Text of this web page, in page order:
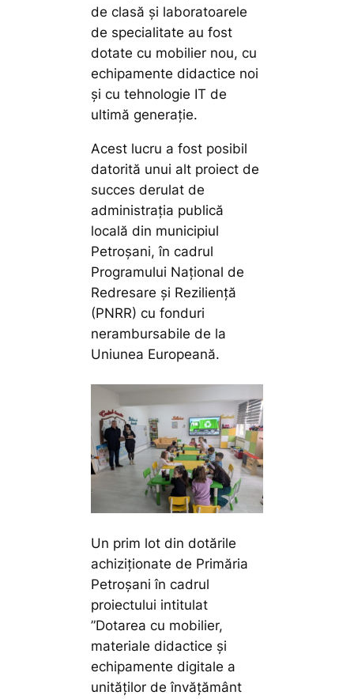
de clasă și laboratoarele
de specialitate au fost
dotate cu mobilier nou, cu
echipamente didactice noi
și cu tehnologie IT de
ultimă generație.
Acest lucru a fost posibil
datorită unui alt proiect de
succes derulat de
administrația publică
locală din municipiul
Petroșani, în cadrul
Programului Național de
Redresare și Reziliență
(PNRR) cu fonduri
nerambursabile de la
Uniunea Europeană.
Un prim lot din dotările
achiziționate de Primăria
Petroșani în cadrul
proiectului intitulat
”Dotarea cu mobilier,
materiale didactice și
echipamente digitale a
unităților de învățământ